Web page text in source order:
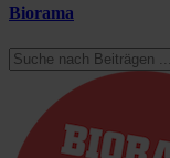
Biorama